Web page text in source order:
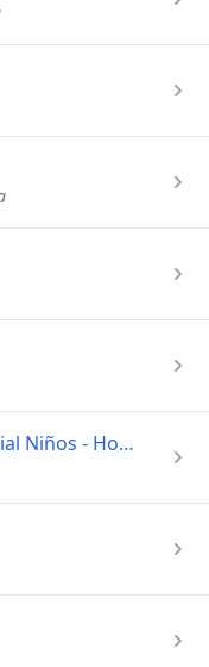
Arimoc - Fabrica de Calzado Colegial Niños - Hombres